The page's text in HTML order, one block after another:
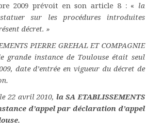
2009 prévoit en son article 8 : « la
sur les procédures introduites
décret. »
PIERRE GREHAL ET COMPAGNIE
grande instance de Toulouse était seul
date d’entrée en vigueur du décret de
22 avril 2010, la SA ETABLISSEMENTS
d’appel par déclaration d’appel